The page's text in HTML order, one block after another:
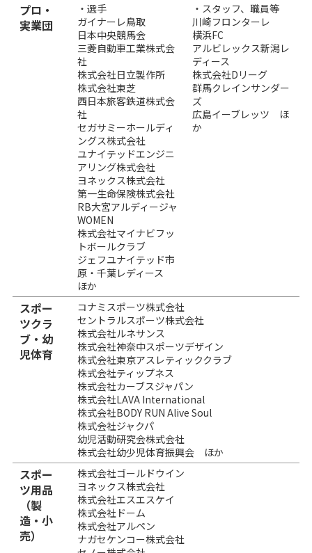
プロ・
実業団
・選手
ガイナーレ鳥取
日本中央競馬会
三菱自動車工業株式会
社
株式会社日立製作所
株式会社東芝
西日本旅客鉄道株式会
社
セガサミーホールディ
ングス株式会社
ユナイテッドエンジニ
アリング株式会社
ヨネックス株式会社
第一生命保険株式会社
RB大宮アルディージャ
WOMEN
株式会社マイナビフッ
トボールクラブ
ジェフユナイテッド市
原・千葉レディース
ほか
・スタッフ、職員等
川崎フロンターレ
横浜FC
アルビレックス新潟レ
ディース
株式会社Dリーグ
群馬クレインサンダー
ズ
広島イーブレッツ ほ
か
スポー
ツクラ
ブ・幼
児体育
コナミスポーツ株式会社
セントラルスポーツ株式会社
株式会社ルネサンス
株式会社神奈中スポーツデザイン
株式会社東京アスレティッククラブ
株式会社ティップネス
株式会社カーブスジャパン
株式会社LAVA International
株式会社BODY RUN Alive Soul
株式会社ジャクパ
幼児活動研究会株式会社
株式会社幼少児体育振興会 ほか
スポー
ツ用品
（製
造・小
売）
株式会社ゴールドウイン
ヨネックス株式会社
株式会社エスエスケイ
株式会社ドーム
株式会社アルペン
ナガセケンコー株式会社